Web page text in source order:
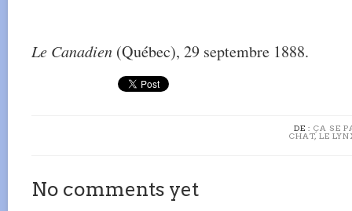
Le Canadien (Québec), 29 septembre 1888.
DE : ÇA SE
CHAT, LE
No comments yet